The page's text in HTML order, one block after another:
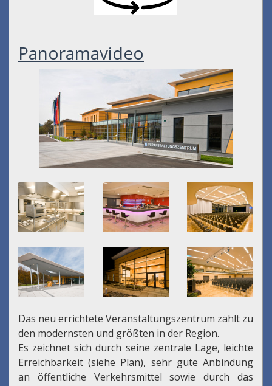
Panoramavideo
Das neu errichtete Veranstaltungszentrum zählt zu
den modernsten und größten in der Region.
Es zeichnet sich durch seine zentrale Lage, leichte
Erreichbarkeit (siehe Plan), sehr gute Anbindung
an öffentliche Verkehrsmittel sowie durch das